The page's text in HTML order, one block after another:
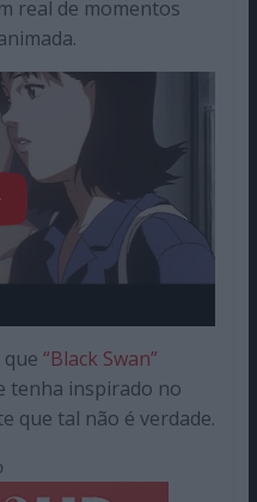
real de momentos
“Black Swan”
tenha inspirado no
que tal não é verdade.